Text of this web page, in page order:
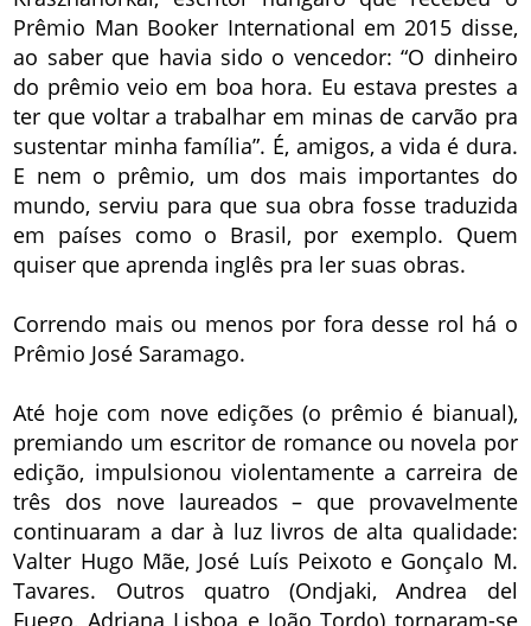
Prêmio Man Booker International em 2015 disse,
ao saber que havia sido o vencedor: “O dinheiro
do prêmio veio em boa hora. Eu estava prestes a
ter que voltar a trabalhar em minas de carvão pra
sustentar minha família”. É, amigos, a vida é dura.
E nem o prêmio, um dos mais importantes do
mundo, serviu para que sua obra fosse traduzida
em países como o Brasil, por exemplo. Quem
quiser que aprenda inglês pra ler suas obras.
Correndo mais ou menos por fora desse rol há o
Prêmio José Saramago.
Até hoje com nove edições (o prêmio é bianual),
premiando um escritor de romance ou novela por
edição, impulsionou violentamente a carreira de
três dos nove laureados – que provavelmente
continuaram a dar à luz livros de alta qualidade:
Valter Hugo Mãe, José Luís Peixoto e Gonçalo M.
Tavares. Outros quatro (Ondjaki, Andrea del
Fuego, Adriana Lisboa e João Tordo) tornaram-se